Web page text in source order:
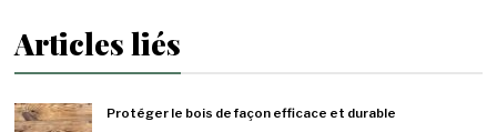
Articles liés
Protéger le bois de façon efficace et durable